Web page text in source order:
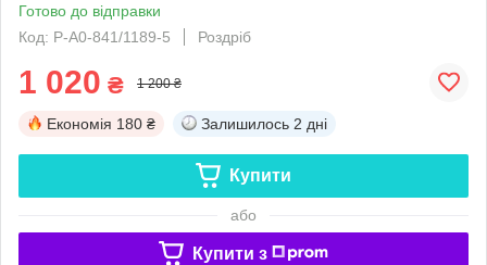
Готово до відправки
Код: P-А0-841/1189-5
Роздріб
1 020 ₴ 1 200 ₴
Економія 180 ₴ Залишилось 2 дні
Купити
або
Купити з